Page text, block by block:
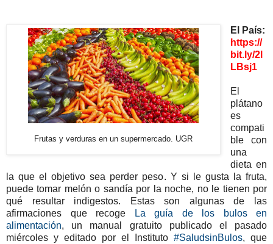
Frutas y verduras en un supermercado. UGR
El País:
https://
bit.ly/2l
LBsj1
El
plátano
es
compati
ble con
una
dieta en
la que el objetivo sea perder peso. Y si le gusta la fruta,
puede tomar melón o sandía por la noche, no le tienen por
qué resultar indigestos. Estas son algunas de las
afirmaciones que recoge
La guía de los bulos en
alimentación, un manual gratuito publicado el pasado
miércoles y editado por el Instituto #SaludsinBulos, que